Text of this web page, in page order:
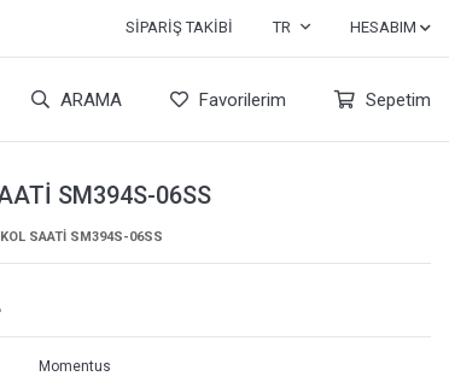
SIPARIŞ TAKIBI TR HESABIM
ARAMA Favorilerim Sepetim
SM394S-06SS
SAATİ SM394S-06SS
Momentus